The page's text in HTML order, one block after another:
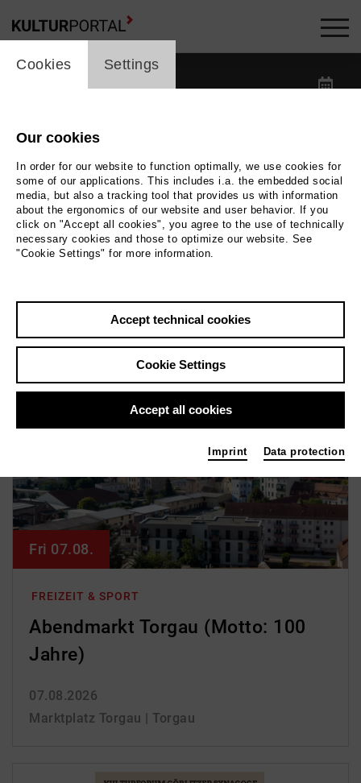
Kalender -
label_category
label_location
FREIZEIT & SPORT
Abendmarkt Torgau (Motto: 100
Jahre)
07.08.2026
Marktplatz Torgau | Torgau
Fri 07.08.
cookie_layer
Cookies Settings
Our cookies
In order for our website to function optimally, we use cookies for
some of our applications. This includes i.a. the embedded social
media, but also a tracking tool that provides us with information
about the ergonomics of our website and user behavior. If you
click on "Accept all cookies", you agree to the use of technically
necessary cookies and those to optimize our website. See
"Cookie Settings" for more information.
Accept technical cookies
Cookie Settings
Accept all cookies
Imprint Data protection